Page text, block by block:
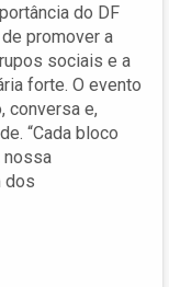
do DF
promover a
sociais e a
forte. O evento
conversa e,
“Cada bloco
nossa
dos